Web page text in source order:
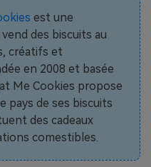
est une
des biscuits au
créatifs et
en 2008 et basée
Me Cookies propose
pays de ses biscuits
des cadeaux
comestibles.